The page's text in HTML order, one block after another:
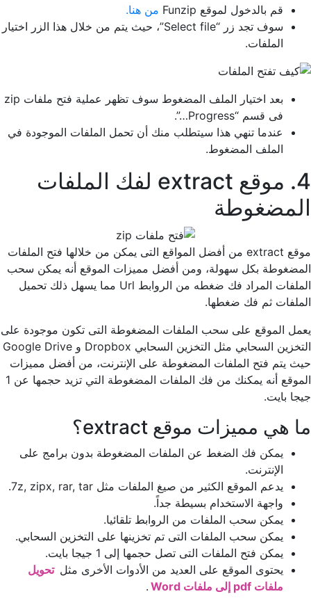
قم بالدخول لموقع Funzip
من هنا.
سوف تجد زر “Select file”، حيث يتم من خلال هذا الزر اختيار
الملفات.
بعد اختيار الملف المضغوط سوف تظهر عملية فتح ملفات zip
فى قسم “Progress…”.
عندما تنهي هذا سيتطلب منك أن تحمل الملفات الموجودة في
الملف المضغوط.
4. موقع extract لفك الملفات
المضغوطة
موقع extract من أفضل المواقع التى يمكن من خلالها فتح الملفات
المضغوطة بكل سهولة، ومن أفضل مميزات الموقع أنه يمكن سحب
الملفات المراد فك ضغطه من الروابط Url مما يسهل ذلك تحميل
الملفات ثم فك ضغطها.
يعمل الموقع على سحب الملفات المضغوطة التى تكون موجودة على
التخزين السحابي مثل التخزين السحابي Dropbox و Google Drive
حيث يتم فتح الملفات المضغوطة على الإنترنت، من أفضل مميزات
الموقع أنه يمكنك من فك الملفات المضغوطة التي تزيد حجمها عن 1
جيجا بايت.
ما هي مميزات موقع extract؟
يمكن فك الضغط عن الملفات المضغوطة بدون برامج على
الإنترنت.
يدعم الموقع الكثير من صيغ الملفات مثل 7z, zipx, rar, tar.
واجهة الاستخدام بسيطة جداً.
يمكن سحب الملفات من الروابط تلقائيا.
يمكن سحب الملفات التى تم تخزينها على التخزين السحابي.
يمكن فتح الملفات التى تصل حجمها إلى 1 جيجا بايت.
يحتوى الموقع على العديد من الأدوات الأخرى مثل تحويل
ملفات pdf إلى ملفات Word
.